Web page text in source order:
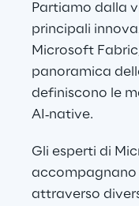
Partiamo dalla
principali
Microsoft
panoramica
definiscono le
AI‑native.
Gli esperti di
attraverso